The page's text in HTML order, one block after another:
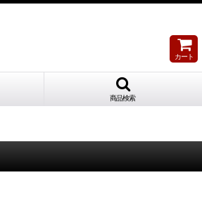
カート
商品検索